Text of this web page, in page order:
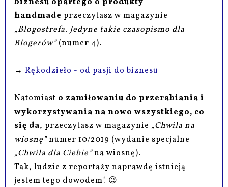
handmade przeczytasz w magazynie
„Blogostrefa. Jedyne takie czasopismo dla
Blogerów”(numer 4).
→Rękodzieło - od pasji do biznesu
Natomiast o zamiłowaniu do przerabiania i
wykorzystywania na nowo wszystkiego, co
się da, przeczytasz w magazynie „Chwila na
wiosnę”numer 10/2019 (wydanie specjalne
„Chwila dla Ciebie”na wiosnę).
Tak, ludzie z reportaży naprawdę istnieją -
jestem tego dowodem! 😉